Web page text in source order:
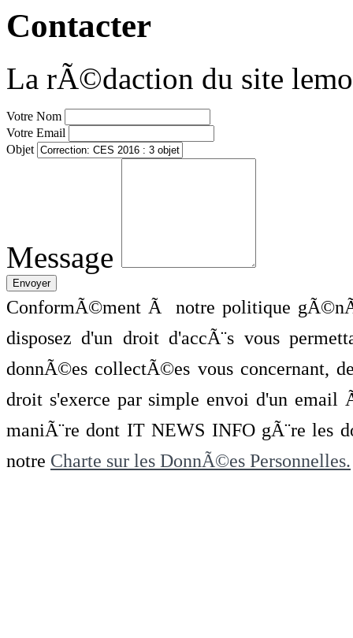
Contacter
La rÃ©daction du site
Votre Nom
Votre Email
Objet
Message
ConformÃ©ment Ã notre politique
disposez d'un droit d'accÃ¨s vous
donnÃ©es collectÃ©es vous concernant,
droit s'exerce par simple envoi d'un
maniÃ¨re dont IT NEWS INFO gÃ¨re les
notre Charte sur les DonnÃ©es Personnelles.